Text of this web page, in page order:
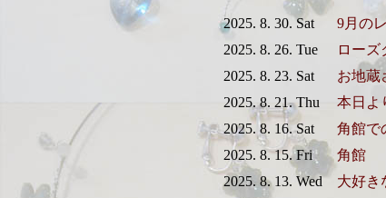
2025. 8. 30. Sat
9月の
2025. 8. 26. Tue
ローズ
2025. 8. 23. Sat
お地蔵
2025. 8. 21. Thu
本日よ
2025. 8. 16. Sat
角館で
2025. 8. 15. Fri
角館
2025. 8. 13. Wed
大好き